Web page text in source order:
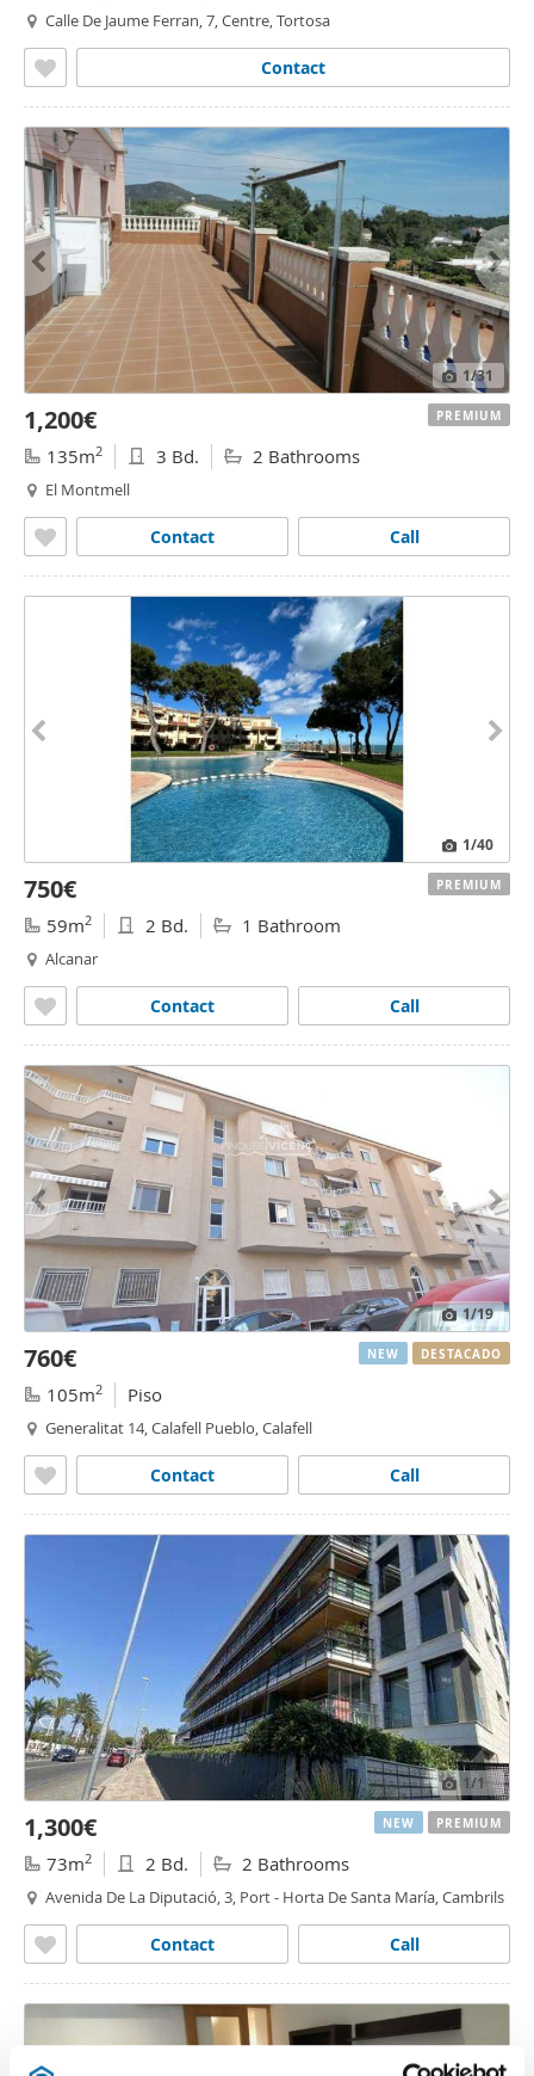
Calle De Jaume Ferran, 7, Centre, Tortosa
Contact
1/31
1,200€
135m2 3 Bd. 2 Bathrooms
El Montmell
Call
Contact
PREMIUM
1/40
750€
59m2 2 Bd. 1 Bathroom
Alcanar
Call
Contact
PREMIUM
1/19
760€
105m2 Piso
Generalitat 14, Calafell Pueblo, Calafell
Call
Contact
NEW DESTACADO
1/1
1,300€
73m2 2 Bd. 2 Bathrooms
Avenida De La Diputació, 3, Port - Horta De Santa María, Cambrils
Call
Contact
NEW PREMIUM